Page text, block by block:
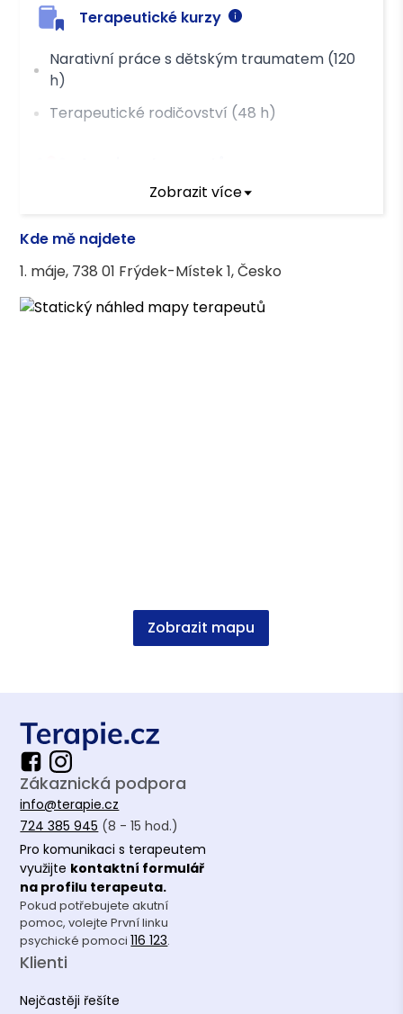
Terapeutické kurzy
Narativní práce s dětským traumatem (120
h)
Terapeutické rodičovství (48 h)
Česká asociace pro psychoterapii (ČAP)
Charitativní a sociální práce, Mgr., UP v
Olomouci
Zobrazit více
Kde mě najdete
1. máje, 738 01 Frýdek-Místek 1, Česko
Zobrazit mapu
Zákaznická podpora
info@terapie.cz
724 385 945 (8 - 15 hod.)
Pro komunikaci s terapeutem
využijte kontaktní formulář
na profilu terapeuta.
Pokud potřebujete akutní
pomoc, volejte První linku
psychické pomoci116 123.
Klienti
Nejčastěji řešíte